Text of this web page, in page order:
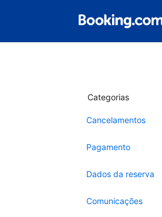
Categorias
Cancelamentos
Pagamento
Dados da reserva
Comunicações